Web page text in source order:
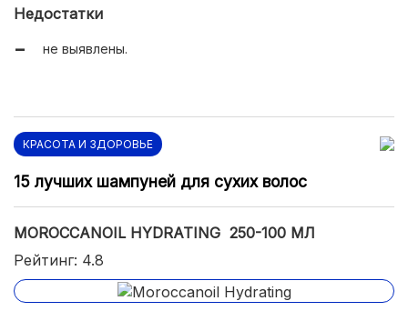
Недостатки
не выявлены.
КРАСОТА И ЗДОРОВЬЕ
15 лучших шампуней для сухих волос
MOROCCANOIL HYDRATING 250-100 МЛ
Рейтинг: 4.8